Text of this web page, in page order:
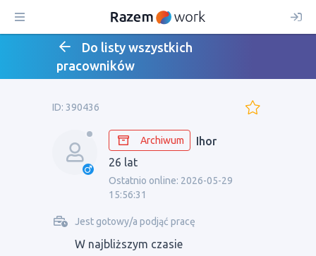
Do listy wszystkich
pracowników
ID: 390436
Archiwum
Ihor
26 lat
Ostatnio online: 2026-05-29
15:56:31
Jest gotowy/a podjąć pracę
W najbliższym czasie